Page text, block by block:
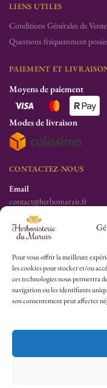
Pour vous offrir la meilleure
les cookies pour stocker et/ou
ces technologies nous permettra
navigation ou les identifiants
son consentement peut affecter
LIENS UTILES
Conditions Générales de Vente
Questions fréquemment
PAIEMENT ET
Moyens de paiement
Modes de livraison
CONTACTEZ-NOUS
Email
contact@herbomarais.fr
Téléphone
+33 6 78 19 34 25
S’adresser à l’herboristerie :
6 rue des Filles du Calvaire
75003 Paris
France
Lu-Sa : 10h30/13h30 –
Dim (Oct à Mai) : 12h/17h30